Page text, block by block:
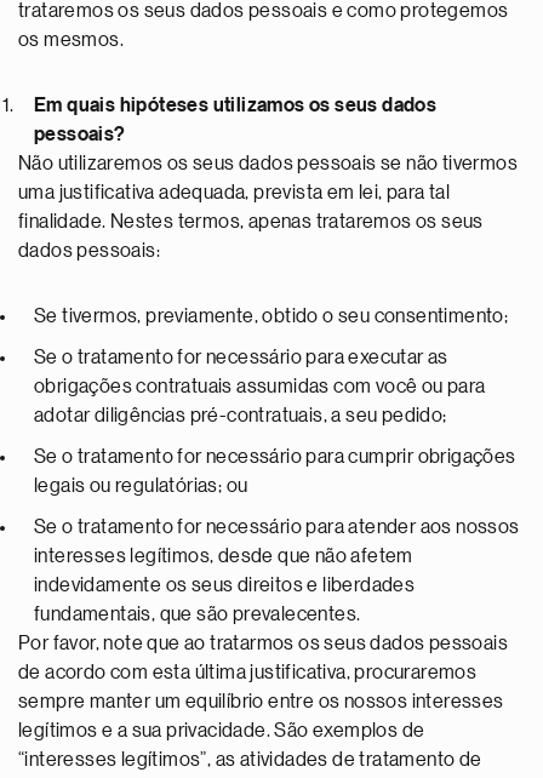
trataremos os seus dados pessoais e como protegemos
os mesmos.
Em quais hipóteses utilizamos os seus dados
pessoais?
Não utilizaremos os seus dados pessoais se não tivermos
uma justificativa adequada, prevista em lei, para tal
finalidade. Nestes termos, apenas trataremos os seus
dados pessoais:
Se tivermos, previamente, obtido o seu consentimento;
Se o tratamento for necessário para executar as
obrigações contratuais assumidas com você ou para
adotar diligências pré-contratuais, a seu pedido;
Se o tratamento for necessário para cumprir obrigações
legais ou regulatórias; ou
Se o tratamento for necessário para atender aos nossos
interesses legítimos, desde que não afetem
indevidamente os seus direitos e liberdades
fundamentais, que são prevalecentes.
Por favor, note que ao tratarmos os seus dados pessoais
de acordo com esta última justificativa, procuraremos
sempre manter um equilíbrio entre os nossos interesses
legítimos e a sua privacidade. São exemplos de
“interesses legítimos”, as atividades de tratamento de